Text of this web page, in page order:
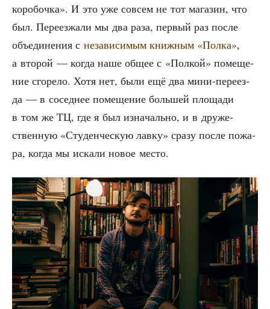
коро­боч­ка». И это уже совсем не тот мага­зин, что
был. Пере­ез­жа­ли мы два раза, пер­вый раз после
объ­еди­не­ния с неза­ви­си­мым книж­ным «Пол­ка»,
а вто­рой — когда наше общее с «Пол­кой» поме­ще­
ние сго­ре­ло. Хотя нет, были ещё два мини-пере­ез­
да — в сосед­нее поме­ще­ние боль­шей пло­ща­ди
в том же ТЦ, где я был изна­чаль­но, и в дру­же­
ствен­ную «Сту­ден­че­скую лав­ку» сра­зу после пожа­
ра, когда мы иска­ли новое место.